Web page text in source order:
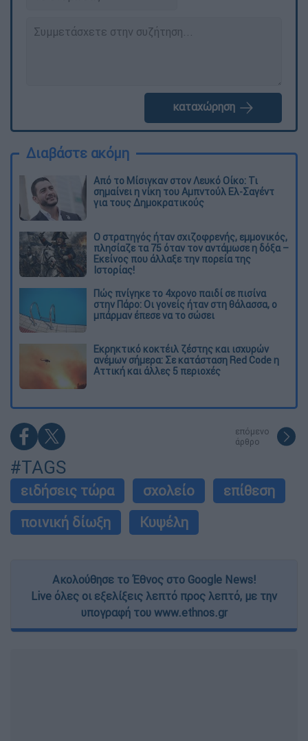
καταχώρηση
Διαβάστε ακόμη
Από το Μίσιγκαν στον Λευκό Οίκο: Τι
σημαίνει η νίκη του Αμπντούλ Ελ-Σαγέντ
για τους Δημοκρατικούς
O στρατηγός ήταν σχιζοφρενής, εμμονικός,
πλησίαζε τα 75 όταν τον αντάμωσε η δόξα –
Εκείνος που άλλαξε την πορεία της
Ιστορίας!
Πώς πνίγηκε το 4χρονο παιδί σε πισίνα
στην Πάρο: Οι γονείς ήταν στη θάλασσα, ο
μπάρμαν έπεσε να το σώσει
Εκρηκτικό κοκτέιλ ζέστης και ισχυρών
ανέμων σήμερα: Σε κατάσταση Red Code η
Αττική και άλλες 5 περιοχές
επόμενο
άρθρο
#TAGS
ειδήσεις τώρα σχολείο
επίθεση
ποινική δίωξη
Κυψέλη
Ακολούθησε το Έθνος στο Google News!
Live όλες οι εξελίξεις λεπτό προς λεπτό, με την
υπογραφή του www.ethnos.gr